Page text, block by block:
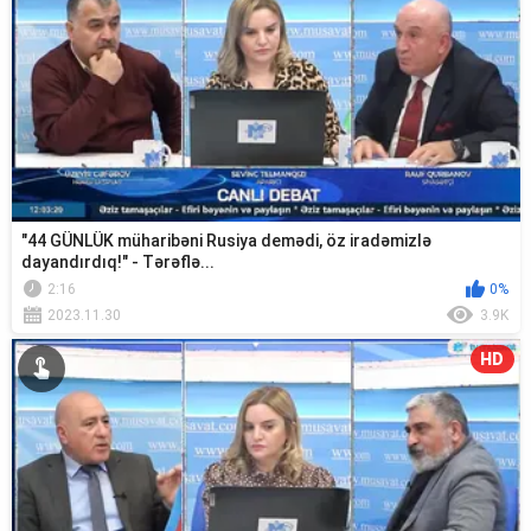
"44 GÜNLÜK müharibəni Rusiya demədi, öz iradəmizlə
dayandırdıq!" - Tərəflə...
2:16
0%
2023.11.30
3.9K
HD